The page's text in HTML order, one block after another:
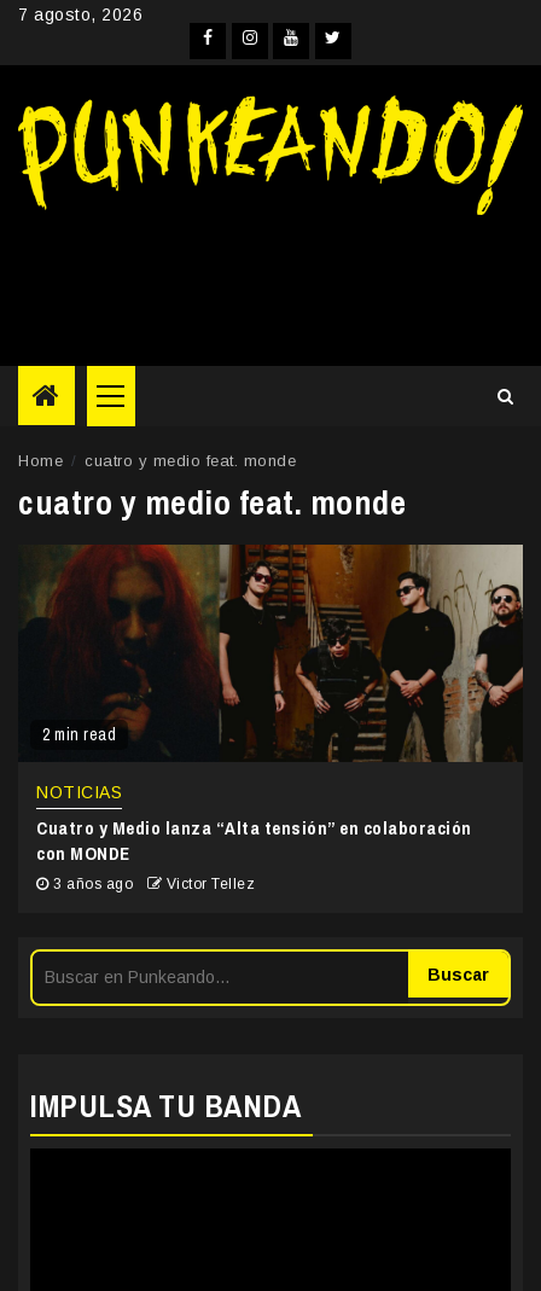
Skip7 agosto, 2026
Facebook
Instagram
YouTube
Twitter
Primary
Menu
Home cuatro y medio feat. monde
cuatro y medio feat. monde
2 min read
NOTICIAS
Cuatro y Medio lanza “Alta tensión” en colaboración
con MONDE
3 años ago Victor Tellez
Buscar
IMPULSA TU BANDA